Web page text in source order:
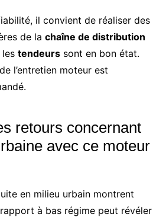
il convient de réaliser des
de la chaîne de distribution
les tendeurssont en bon état.
l’entretien moteur est
retours concernant
avec ce moteur
en milieu urbain montrent
à bas régime peut révéler